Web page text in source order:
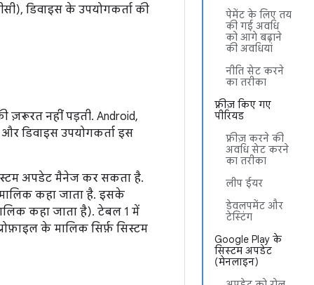
पेमेंट के लिए तय
की गई अवधि
को आगे बढ़ाने
की अवधियां
नीति सेट करने
का तरीका
फ़्रीज़ किए गए
पीरियड
फ़्रीज़ करने की
अवधि सेट करने
का तरीका
लीप ईयर
डेवलपमेंट और
टेस्टिंग
Google Play के
सिस्टम अपडेट
(मेनलाइन)
डिवाइस के उपयोगकर्ता की
नहीं पड़ती. Android,
डिवाइस उपयोगकर्ता इस
अपडेट मैनेज कर सकता है.
कहा जाता है. इसके
कहा जाता है). टेबल 1 में
के मालिक सिर्फ़ सिस्टम